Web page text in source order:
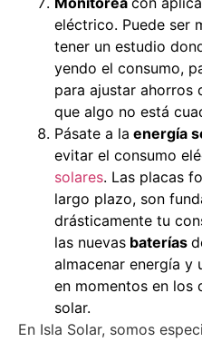
eléctrico. Puede ser
tener un estudio
yendo el consumo,
para ajustar ahorros
que algo no está
Pásate a la energía
evitar el consumo
solares. Las placas
largo plazo, son
drásticamente tu
las nuevas baterías
almacenar energía y
en momentos en los
solar.
En Isla Solar, somos